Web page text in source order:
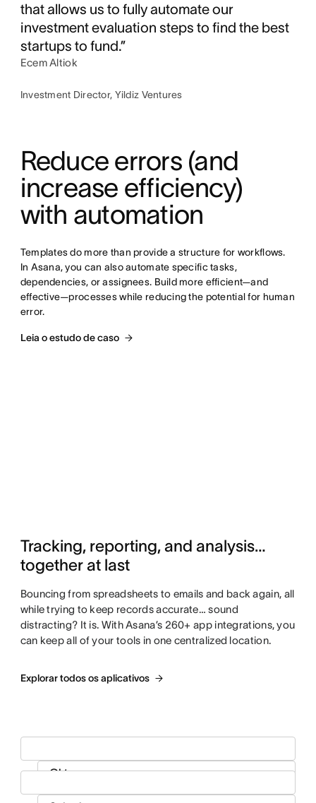
that allows us to fully automate our
investment evaluation steps to find the best
startups to fund.”
Ecem Altiok
Investment Director, Yildiz Ventures
Reduce errors (and
increase efficiency)
with automation
Templates do more than provide a structure for workflows.
In Asana, you can also automate specific tasks,
dependencies, or assignees. Build more efficient—and
effective—processes while reducing the potential for human
error.
Leia o estudo de caso
Tracking, reporting, and analysis…
together at last
Bouncing from spreadsheets to emails and back again, all
while trying to keep records accurate… sound
distracting? It is. With Asana’s 260+ app integrations, you
can keep all of your tools in one centralized location.
Explorar todos os aplicativos